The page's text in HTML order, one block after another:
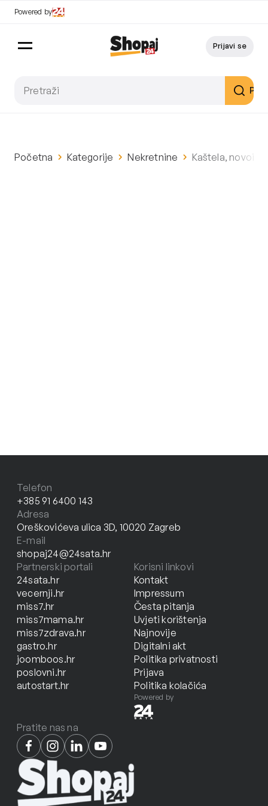
Powered by
Prijavi se
Početna Kategorije Nekretnine Kaštela,
Telefon
+385 91 6400 143
Adresa
Oreškovićeva ulica 3D, 10020 Zagreb
E-mail
shopaj24@24sata.hr
Partnerski portali
24sata.hr
vecernji.hr
miss7.hr
miss7mama.hr
miss7zdrava.hr
gastro.hr
joomboos.hr
poslovni.hr
autostart.hr
Korisni linkovi
Kontakt
Impressum
Česta pitanja
Uvjeti korištenja
Najnovije
Digitalni akt
Politika privatnosti
Prijava
Politika kolačića
Powered by
Pratite nas na